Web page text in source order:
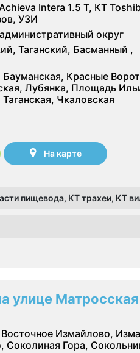
Intera 1.5 T, КТ
УЗИ
округ
Таганский, Басманный ,
Красные
Лубянка, Площадь
Чкаловская
На карте
пищевода, КТ трахеи, КТ
улице Матросская
Измайлово,
Соколиная Гора,